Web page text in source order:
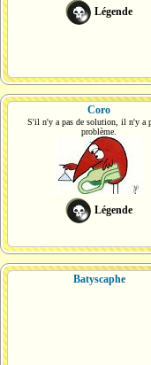
Légende
Coro
S'il n'y a pas de solution, il n'y a
problème.
Légende
Batyscaphe